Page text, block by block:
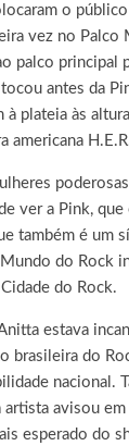
o
vez no
palco principal
antes da
plateia às
americana
ver a Pink,
também é um
do Rock
do Rock.
estava
do
nacional.
avisou
esperado do